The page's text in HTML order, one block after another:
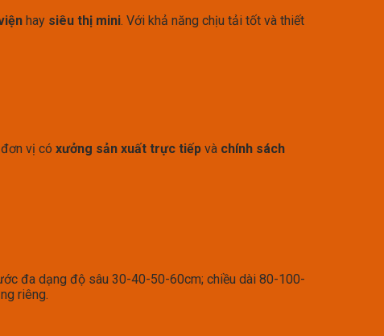
hay siêu thị mini. Với khả năng chịu tải tốt và thiết
vị có xưởng sản xuất trực tiếp và chính sách
đa dạng độ sâu 30-40-50-60cm; chiều dài 80-100-
riêng.